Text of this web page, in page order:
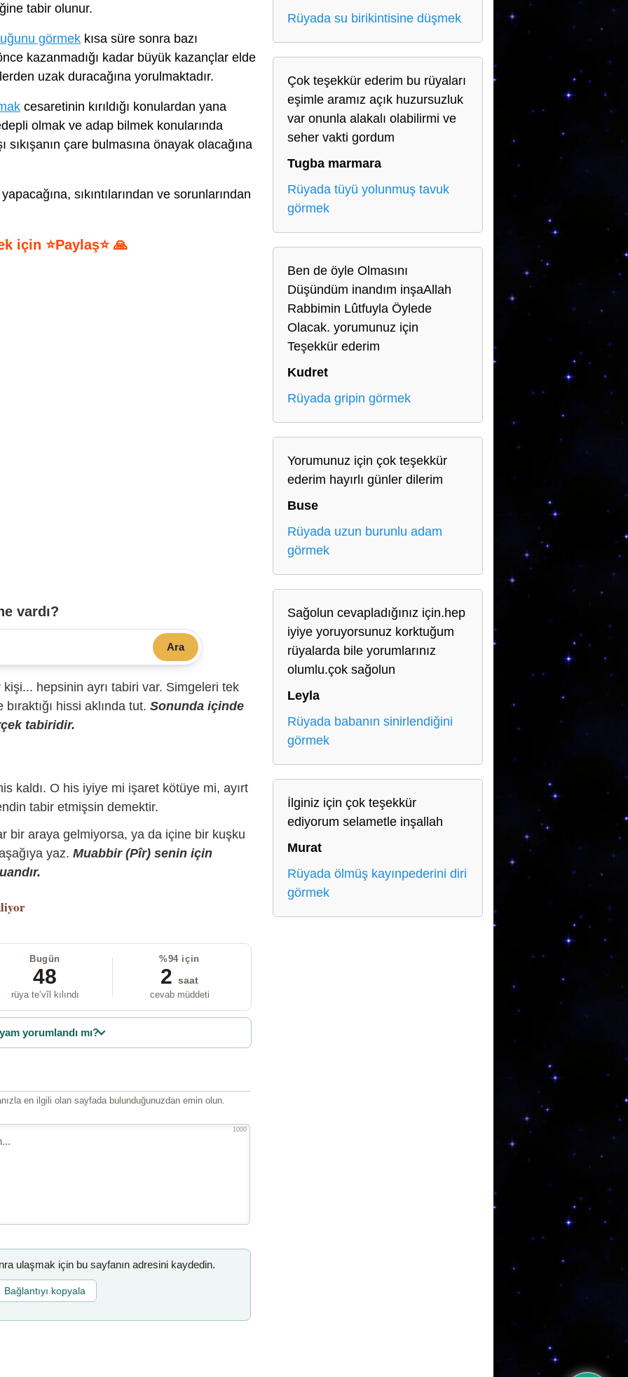
tabir olunur.
görmek kısa süre sonra bazı
kazanmadığı kadar büyük kazançlar elde
uzak duracağına yorulmaktadır.
cesaretinin kırıldığı konulardan yana
olmak ve adap bilmek konularında
sıkışanın çare bulmasına önayak olacağına
sıkıntılarından ve sorunlarından
için ⭐Paylaş⭐ 🙏
vardı?
Ara
hepsinin ayrı tabiri var. Simgeleri tek
hissi aklında tut. Sonunda içinde
tabiridir.
kaldı. O his iyiye mi işaret kötüye mi, ayırt
tabir etmişsin demektir.
bir araya gelmiyorsa, ya da içine bir kuşku
yaz. Muabbir (Pîr) senin için
Bugün
48
rüya te’vîl kılındı
%94 için
2 saat
cevab müddeti
yorumlandı mı?
en ilgili olan sayfada bulunduğunuzdan emin olun.
1000
ulaşmak için bu sayfanın adresini kaydedin.
Bağlantıyı kopyala
Rüyada su birikintisine düşmek
Çok teşekkür ederim bu rüyaları
eşimle aramız açık huzursuzluk
var onunla alakalı olabilirmi ve
seher vakti gordum
Tugba marmara
Rüyada tüyü yolunmuş tavuk
görmek
Ben de öyle Olmasını
Düşündüm inandım inşaAllah
Rabbimin Lûtfuyla Öylede
Olacak. yorumunuz için
Teşekkür ederim
Kudret
Rüyada gripin görmek
Yorumunuz için çok teşekkür
ederim hayırlı günler dilerim
Buse
Rüyada uzun burunlu adam
görmek
Sağolun cevapladığınız için.hep
iyiye yoruyorsunuz korktuğum
rüyalarda bile yorumlarınız
olumlu.çok sağolun
Leyla
Rüyada babanın sinirlendiğini
görmek
İlginiz için çok teşekkür
ediyorum selametle inşallah
Murat
Rüyada ölmüş kayınpederini diri
görmek